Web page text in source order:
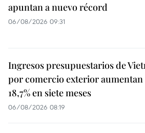
apuntan a nuevo récord
06/08/2026 09:31
Ingresos presupuestarios de
por comercio exterior aumentan
18,7% en siete meses
06/08/2026 08:19